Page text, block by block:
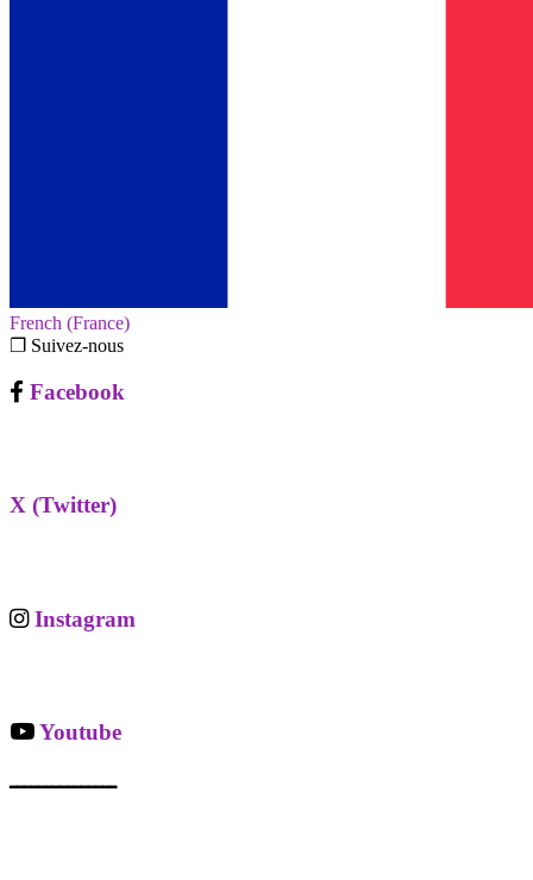
French (France)‎
❐ Suivez-nous
Facebook
X (Twitter)
Instagram
Youtube
ـــــــــــــــ